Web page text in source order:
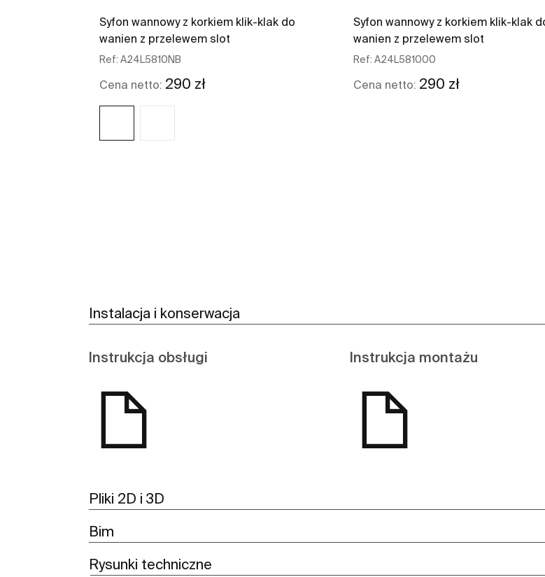
Syfon wannowy z korkiem klik-klak do
wanien z przelewem slot
Ref: A24L5810NB
Cena netto: 290 zł
Syfon wannowy z korkiem klik-klak
wanien z przelewem slot
Ref:A24L581000
Cena netto: 290 zł
Instalacja i konserwacja
Instrukcja obsługi Instrukcja montażu
Pliki 2D i 3D
Bim
Rysunki techniczne